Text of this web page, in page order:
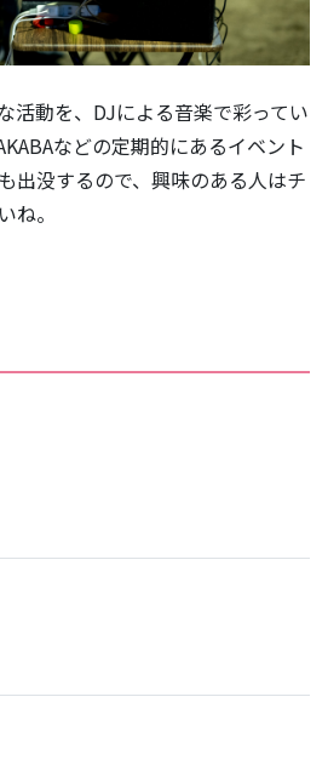
活動を、DJによる音楽で彩ってい
などの定期的にあるイベント
出没するので、興味のある人はチ
ね。